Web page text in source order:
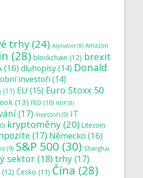
trhy (24) Alphabet (8) Amazon
(28) blockchain (12) brexit
(16)dluhopisy(14) Donald
investoři (14)
(11) EU (15) Euro Stoxx 50
(13) FED (10) HDP (8)
(17) investoři (9) IT
kryptoměny(20) Litecoin
(17) Německo (16)
(9) S&P 500 (30) Shanghai
sektor (18) trhy (17)
(12) Česko (11) Čína (28)